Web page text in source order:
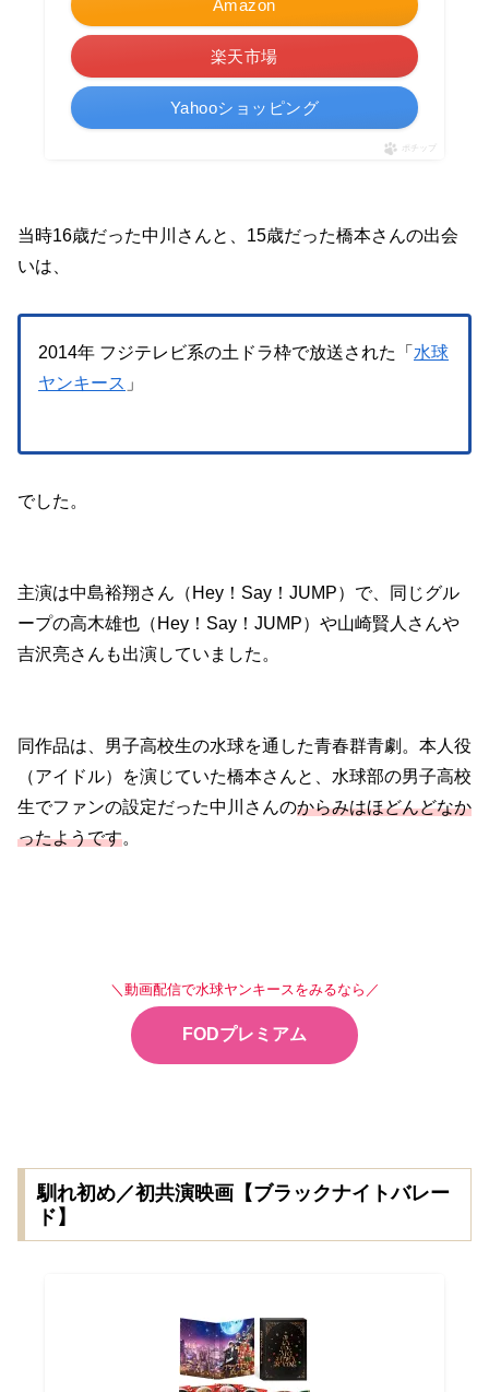
Amazon
楽天市場
Yahooショッピング
ポチップ
当時16歳だった中川さんと、15歳だった橋本さんの出会
いは、
2014年 フジテレビ系の土ドラ枠で放送された「 水球
ヤンキース 」
でした。
主演は中島裕翔さん（Hey！Say！JUMP）で、同じグル
ープの高木雄也（Hey！Say！JUMP）や山崎賢人さんや
吉沢亮さんも出演していました。
同作品は、男子高校生の水球を通した青春群青劇。本人役
（アイドル）を演じていた橋本さんと、水球部の男子高校
生でファンの設定だった中川さんのからみはほどんどなか
ったようです。
＼動画配信で水球ヤンキースをみるなら／
FODプレミアム
馴れ初め／初共演映画【ブラックナイトバレー
ド】